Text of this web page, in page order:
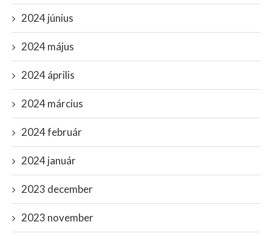
2024 június
2024 május
2024 április
2024 március
2024 február
2024 január
2023 december
2023 november